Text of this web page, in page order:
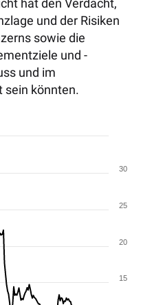
und der Risiken
sowie die
und -
und im
sein könnten.
15
20
25
30